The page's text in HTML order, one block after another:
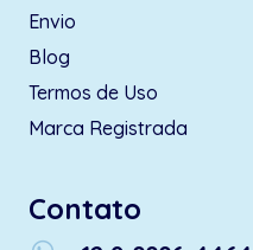
Envio
Blog
Termos de Uso
Marca Registrada
Contato